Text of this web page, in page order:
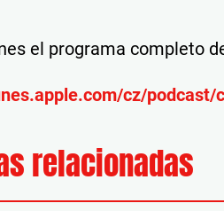
el programa completo
cz/
relacionadas